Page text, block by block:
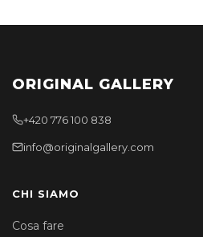
ORIGINAL GALLERY
+420 776 100 838
info@originalgallery.com
CHI SIAMO
Cosa fare